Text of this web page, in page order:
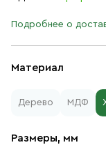
Материал
Дерево МДФ
Размеры, мм
Подробнее о